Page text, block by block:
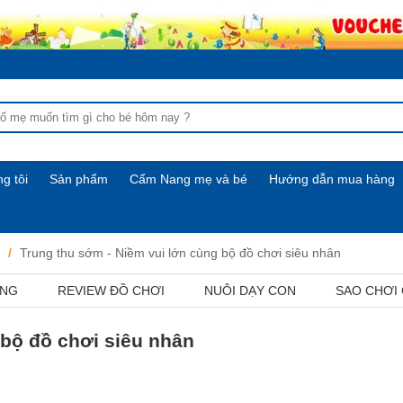
tôi Sản phẩm Cẩm Nang mẹ và bé Hướng dẫn mua hàng
Trung thu sớm - Niềm vui lớn cùng bộ đồ chơi siêu nhân
REVIEW ĐỒ CHƠI NUÔI DẠY CON SAO CHƠI
đồ chơi siêu nhân